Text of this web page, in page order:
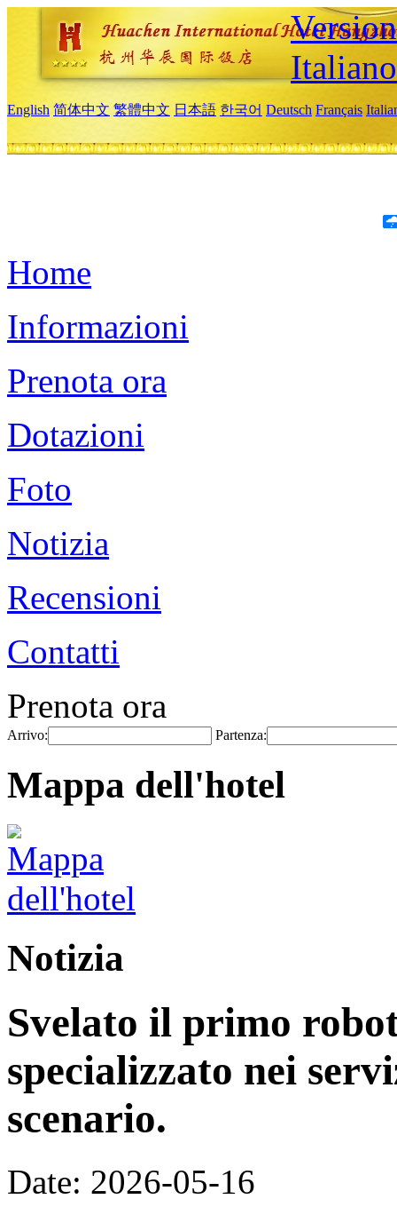
Italiano
English 简体中文 繁體中文 日本語 한국어 Deutsch Français
Home
Informazioni
Prenota ora
Dotazioni
Foto
Notizia
Recensioni
Contatti
Prenota ora
Arrivo: Partenza:
Mappa dell'hotel
Notizia
Svelato il primo
specializzato nei
scenario.
Date: 2026-05-16